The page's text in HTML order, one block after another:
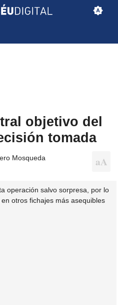
objetivo del
tomada
Mosqueda
operación salvo sorpresa, por lo
otros fichajes más asequibles